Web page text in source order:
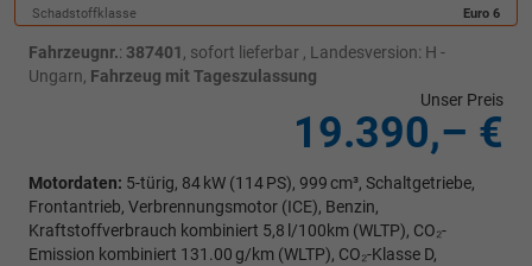
Schadstoffklasse
Euro 6
Fahrzeugnr.: 387401, sofort lieferbar , Landesversion: H -
Ungarn, Fahrzeug mit Tageszulassung
Unser Preis
19.390,– €
Motordaten: 5-türig, 84 kW (114 PS), 999 cm³, Schaltgetriebe,
Frontantrieb, Verbrennungsmotor (ICE), Benzin,
Kraftstoffverbrauch kombiniert 5,8 l/100km (WLTP), CO₂-
Emission kombiniert 131.00 g/km (WLTP), CO₂-Klasse D,